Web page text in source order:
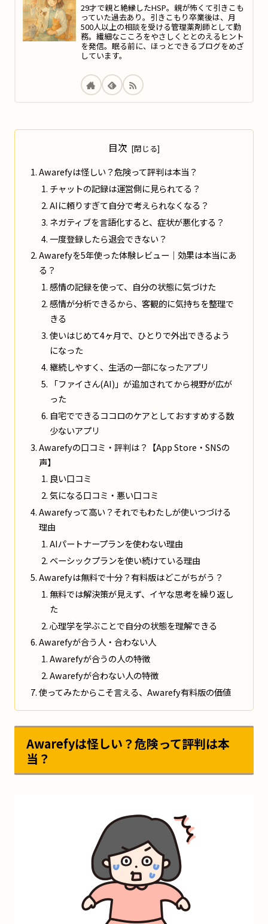
29才で親と絶縁したHSP。親が怖くて引きこも
っていた過去あり。引きこもり卒業後は、月
500人以上の相談を受ける管理薬剤師として勤
務。繊細なこころをやさしくととのえるヒント
を発信。眠る前に、ほっとできるブログをめざ
しています。
目次
Awarefyは怪しい？危険って評判は本当？
チャットの記録は運営側に見られてる？
AIに頼りすぎて自分で考えられなくなる？
ネガティブを言語化すると、症状が悪化する？
一度登録したら退会できない？
Awarefyを5年使った体験レビュー｜効果は本当にあ
る？
感情の記録を使って、自分の状態に気づけた
感情が分析できるから、客観的に気持ちを整理で
きる
使いはじめて4ヶ月で、ひとりで外出できるよう
になった
継続しやすく、生活の一部になったアプリ
「ファイさん(AI)」が追加されてから視野が広が
った
自宅でできるココロのケアとしておすすめする数
少ないアプリ
Awarefyの口コミ・評判は？【App Store・SNSの
声】
良い口コミ
気になる口コミ・悪い口コミ
Awarefyって高い？それでもわたしが使いつづける
理由
AIパートナープランを使わない理由
ベーシックプランを使い続けている理由
Awarefyは無料で十分？有料版はどこがちがう？
無料では解決策が見えず、イヤな思考を繰り返し
た
心理学を学ぶことで自分の状態を理解できる
Awarefyが合う人・合わない人
Awarefyが合うの人の特徴
Awarefyが合わない人の特徴
使ってみたからこそ言える、Awarefy有料版の価値
Awarefyは怪しい？危険って評判は本
当？